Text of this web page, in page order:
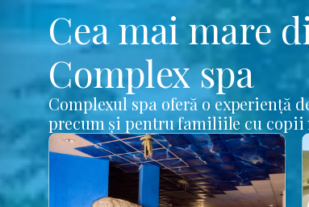
Cea mai mare
Complex spa
Complexul spa oferă o experiență
precum și pentru familiile cu